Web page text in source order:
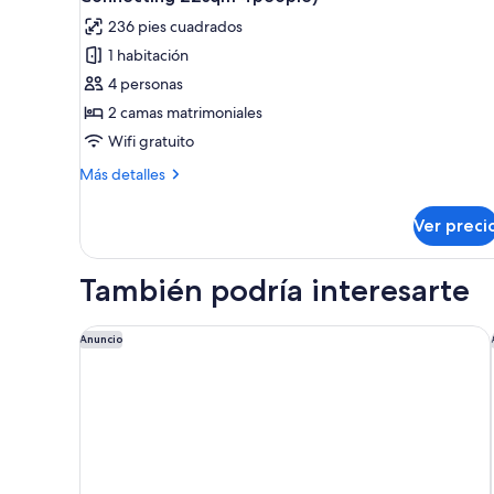
las
fotos
de
Habitación,
para
no
fumadores
22sqm
4people)
236 pies cuadrados
1 habitación
4 personas
2 camas matrimoniales
Wifi gratuito
Más detalles
Más
para
fumadores
Connecting
22sqm
Ver
También podría interesarte
Anuncio
Hotel Forza Kyoto Shijo Kawaramachi